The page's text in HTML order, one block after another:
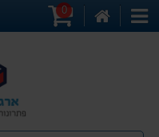
קטגוריות
0